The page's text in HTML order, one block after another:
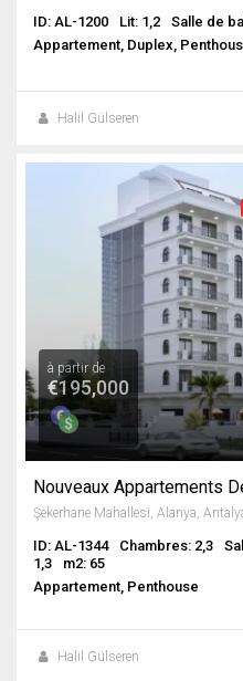
ID: AL-1200 Lit: 1,2 Salle de
Appartement, Duplex,
Halil Gülseren
à partir de
€195,000
Nouveaux Appartements
ID: AL-1344 Chambres: 2,3
1,3
m2: 65
Appartement, Penthouse
Halil Gülseren